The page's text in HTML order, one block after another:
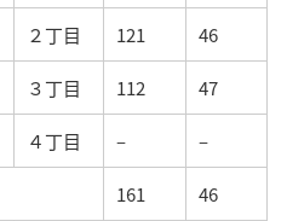
２丁目 121 46
３丁目 112 47
４丁目 – –
161 46